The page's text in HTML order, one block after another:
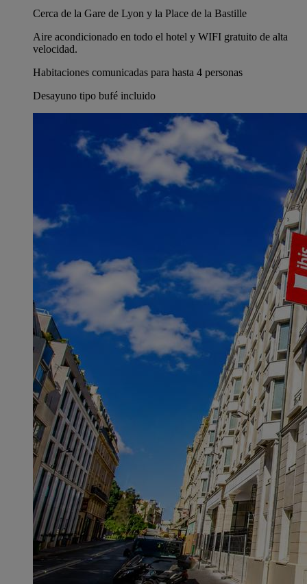
Cerca de la Gare de Lyon y la Place de la Bastille
Aire acondicionado en todo el hotel y WIFI gratuito de alta
velocidad.
Habitaciones comunicadas para hasta 4 personas
Desayuno tipo bufé incluido